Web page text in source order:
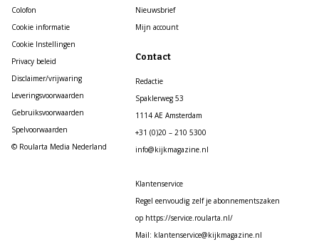
Colofon
Cookie informatie
Cookie Instellingen
Privacy beleid
Disclaimer/vrijwaring
Leveringsvoorwaarden
Gebruiksvoorwaarden
Spelvoorwaarden
© Roularta Media Nederland
Nieuwsbrief
Mijn account
Contact
Redactie
Spaklerweg 53
1114 AE Amsterdam
+31 (0)20 – 210 5300
info@kijkmagazine.nl
Klantenservice
Regel eenvoudig zelf je abonnementszaken
op https://service.roularta.nl/
Mail: klantenservice@kijkmagazine.nl